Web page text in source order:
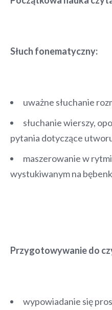
Słuch fonematyczny:
uważne słuchanie
słuchanie wierszy,
pytania dotyczące
maszerowanie w
wystukiwanym na
Przygotowywanie do
wypowiadanie się